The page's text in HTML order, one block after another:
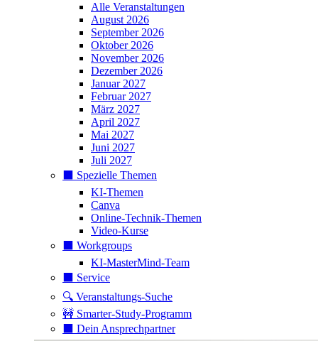
Alle Veranstaltungen
August 2026
September 2026
Oktober 2026
November 2026
Dezember 2026
Januar 2027
Februar 2027
März 2027
April 2027
Mai 2027
Juni 2027
Juli 2027
⬛️ Spezielle Themen
KI-Themen
Canva
Online-Technik-Themen
Video-Kurse
⬛️ Workgroups
KI-MasterMind-Team
⬛️ Service
🔍 Veranstaltungs-Suche
🚧 Smarter-Study-Programm
⬛️ Dein Ansprechpartner